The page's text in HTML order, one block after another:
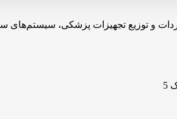
در تهیه، تولید، واردات و توزیع تجهیزات
5